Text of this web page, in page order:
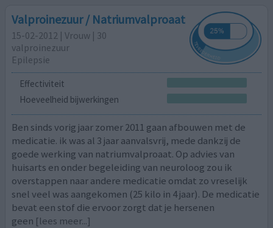
Valproinezuur / Natriumvalproaat
15-02-2012 | Vrouw | 30
valproinezuur
Epilepsie
Effectiviteit
Hoeveelheid bijwerkingen
Ben sinds vorig jaar zomer 2011 gaan afbouwen met de
medicatie. ik was al 3 jaar aanvalsvrij, mede dankzij de
goede werking van natriumvalproaat. Op advies van
huisarts en onder begeleiding van neuroloog zou ik
overstappen naar andere medicatie omdat zo vreselijk
snel veel was aangekomen (25 kilo in 4 jaar). De medicatie
bevat een stof die ervoor zorgt dat je hersenen
geen [lees meer...]